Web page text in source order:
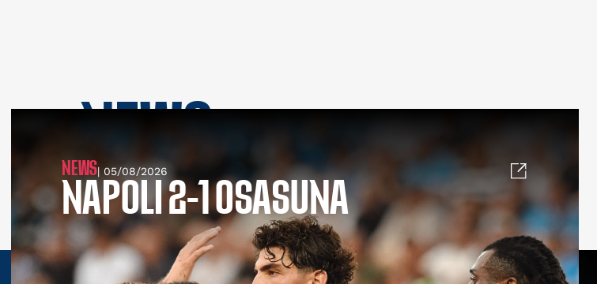
NEWS
NEWS| 05/08/2026
NAPOLI 2-1 OSASUNA